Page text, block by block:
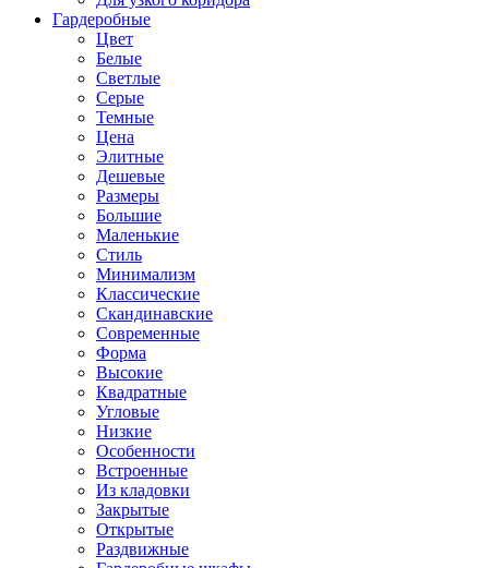
Гардеробные
Цвет
Белые
Светлые
Серые
Темные
Цена
Элитные
Дешевые
Размеры
Большие
Маленькие
Стиль
Минимализм
Классические
Скандинавские
Современные
Форма
Высокие
Квадратные
Угловые
Низкие
Особенности
Встроенные
Из кладовки
Закрытые
Открытые
Раздвижные